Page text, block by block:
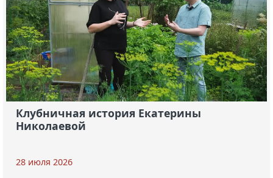
Клубничная история Екатерины
Николаевой
28 июля 2026